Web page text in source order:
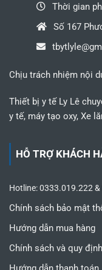
Thời gian
Số 167
Chịu trách nhiệm nội
Thiết bị y tế Ly Lê
y tế, máy tạo oxy, Xe
HỖ TRỢ KHÁCH
Hotline: 0333.019.222
Chính sách bảo mật
Hướng dẫn mua hàng
Chính sách và quy